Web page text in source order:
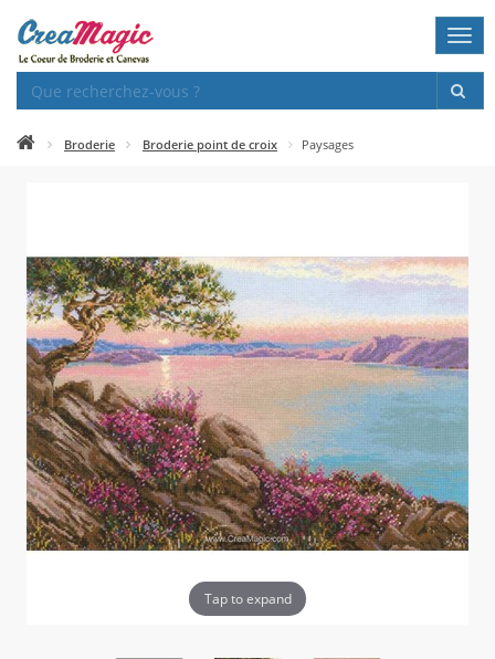
Broderie Broderie point de croix Paysages
Tap to expand